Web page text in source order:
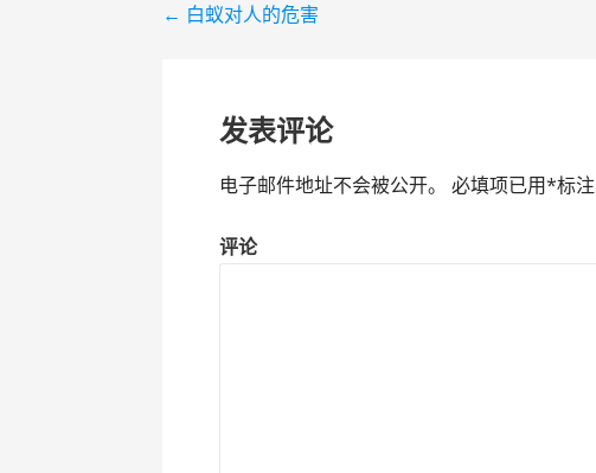
文
← 白蚁对人的危害
发表评论
电子邮件地址不会被公开。 必填项已用*标注
评论